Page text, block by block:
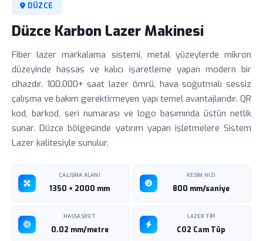
DÜZCE
Düzce Karbon Lazer Makinesi
Fiber lazer markalama sistemi, metal yüzeylerde mikron
düzeyinde hassas ve kalıcı işaretleme yapan modern bir
cihazdır. 100.000+ saat lazer ömrü, hava soğutmalı sessiz
çalışma ve bakım gerektirmeyen yapı temel avantajlarıdır. QR
kod, barkod, seri numarası ve logo basımında üstün netlik
sunar. Düzce bölgesinde yatırım yapan işletmelere Sistem
Lazer kalitesiyle sunulur.
ÇALIŞMA ALANI
1350 × 2000 mm
KESIM HIZI
800 mm/saniye
HASSASIYET
0.02 mm/metre
LAZER TIPI
CO2 Cam Tüp